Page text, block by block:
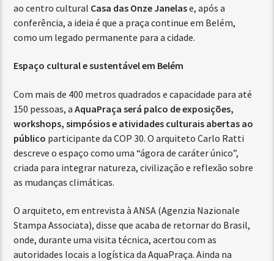
ao centro cultural Casa das Onze Janelase, após a
conferência, a ideia é que a praça continue em Belém,
como um legado permanente para a cidade.
Espaço cultural e sustentável em Belém
Com mais de 400 metros quadrados e capacidade para até
150 pessoas, aAquaPraça será palco de exposições,
workshops, simpósios e atividades culturais abertas ao
público participante da COP 30. O arquiteto Carlo Ratti
descreve o espaço como uma “ágora de caráter único”,
criada para integrar natureza, civilização e reflexão sobre
as mudanças climáticas.
O arquiteto, em entrevista à ANSA (Agenzia Nazionale
Stampa Associata), disse que acaba de retornar do Brasil,
onde, durante uma visita técnica, acertou com as
autoridades locais a logística da AquaPraça. Ainda na